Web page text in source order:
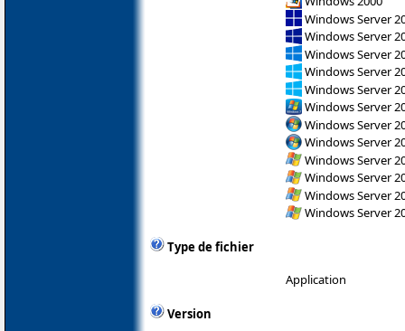
Windows Server
Windows Server
Windows Server
Windows Server
Windows Server
Windows Server
Windows Server
Windows Server
Windows Server
Windows Server
Windows Server
Windows Server
Type de fichier
Application
Version